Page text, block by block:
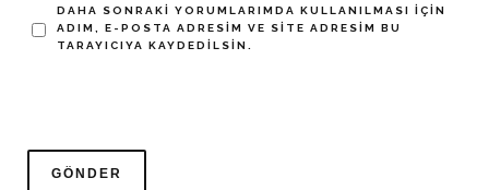
DAHA SONRAKI YORUMLARIMDA KULLANILMASI IÇIN
ADIM, E-POSTA ADRESIM VE SITE ADRESIM BU
TARAYICIYA KAYDEDILSIN.